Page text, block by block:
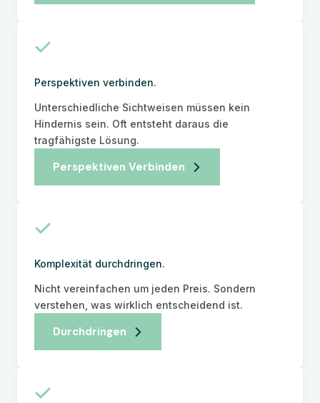
Perspektiven verbinden.
Unterschiedliche Sichtweisen müssen kein
Hindernis sein. Oft entsteht daraus die
tragfähigste Lösung.
Perspektiven Verbinden
Komplexität durchdringen.
Nicht vereinfachen um jeden Preis. Sondern
verstehen, was wirklich entscheidend ist.
Durchdringen